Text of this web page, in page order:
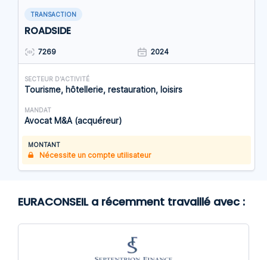
TRANSACTION
ROADSIDE
7269 2024
SECTEUR D'ACTIVITÉ
Tourisme, hôtellerie, restauration, loisirs
MANDAT
Avocat M&A (acquéreur)
MONTANT
Nécessite un compte utilisateur
EURACONSEIL a récemment travaillé avec :